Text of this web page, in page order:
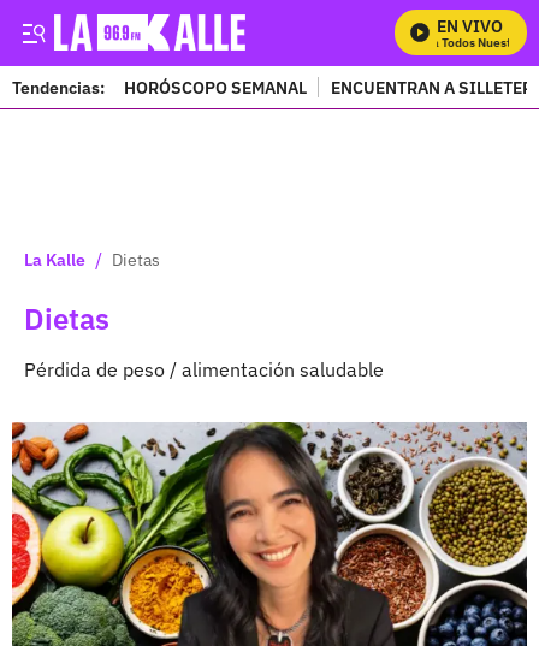
EN VIVO
Mira Todos Nuestros
Tendencias: HORÓSCOPO SEMANAL ENCUENTRAN A
La Kalle / Dietas
Dietas
Pérdida de peso / alimentación saludable